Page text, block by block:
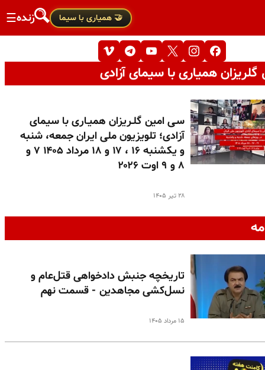
🤝 همیاری با سیما زنده☰
همیاری با سیمای آزادی
سـی امین گلـریزان همیـاری با سیمای
آزادی؛ تلویزیون ملی ایران جمعه، شنبه
و یکشنبه ۱۶ ، ۱۷ و ۱۸ مرداد ۱۴۰۵ ۷ و
۸ و ۹ اوت ۲۰۲۶
۲۸ تیر ۱۴۰۵
تاریخچه جنبش دادخواهی قتل‌عام و
نسل‌کشی مجاهدین - قسمت نهم
۱۵ مرداد ۱۴۰۵